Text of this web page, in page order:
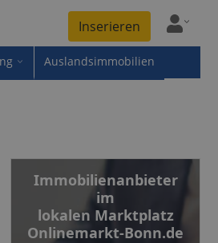
Inserieren
Auslandsimmobilien
Immobilienanbieter
im
lokalen Marktplatz
Onlinemarkt-Bonn.de